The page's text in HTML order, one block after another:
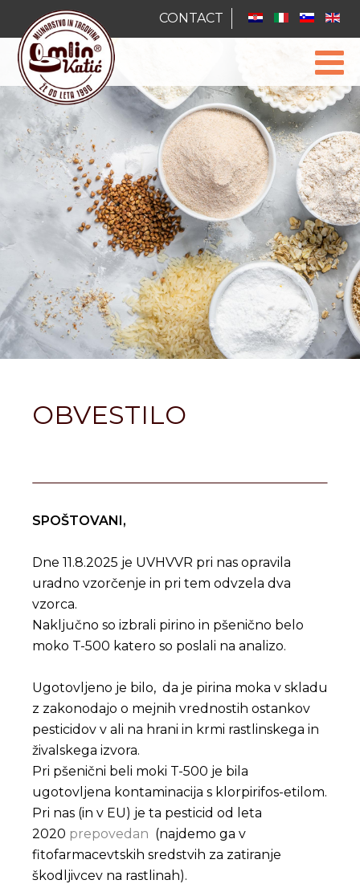
CONTACT
OBVESTILO
SPOŠTOVANI,
Dne 11.8.2025 je UVHVVR pri nas opravila
uradno vzorčenje in pri tem odvzela dva
vzorca.
Naključno so izbrali pirino in pšenično belo
moko T-500 katero so poslali na analizo.
Ugotovljeno je bilo, da je pirina moka v skladu
z zakonodajo o mejnih vrednostih ostankov
pesticidov v ali na hrani in krmi rastlinskega in
živalskega izvora.
Pri pšenični beli moki T-500 je bila
ugotovljena kontaminacija s klorpirifos-etilom.
Pri nas (in v EU) je ta pesticid od leta
2020 prepovedan (najdemo ga v
fitofarmacevtskih sredstvih za zatiranje
škodljivcev na rastlinah).